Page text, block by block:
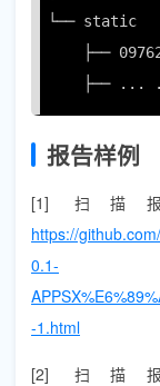
└── static
├── ...
报告样例
[1] 扫描
https://
0.1-
-1.html
[2] 扫描